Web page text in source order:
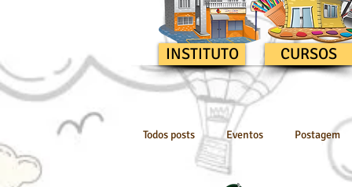
INSTITUTO CURSOS
Todos posts Eventos Postagem